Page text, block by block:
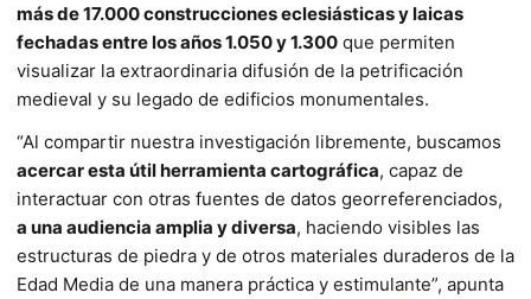
más de 17.000 construcciones eclesiásticas y laicas
fechadas entre los años 1.050 y 1.300 que permiten
visualizar la extraordinaria difusión de la petrificación
medieval y su legado de edificios monumentales.
“Al compartir nuestra investigación libremente, buscamos
acercar esta útil herramienta cartográfica, capaz de
interactuar con otras fuentes de datos georreferenciados,
a una audiencia amplia y diversa, haciendo visibles las
estructuras de piedra y de otros materiales duraderos de la
Edad Media de una manera práctica y estimulante”, apunta